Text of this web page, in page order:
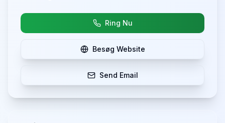
Ring Nu
Besøg Website
Send Email